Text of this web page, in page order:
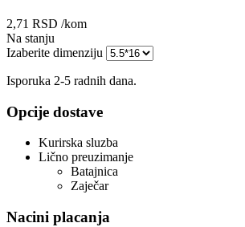
2,71 RSD /kom
Na stanju
Izaberite dimenziju
Isporuka 2-5 radnih dana.
Opcije dostave
Kurirska sluzba
Lično preuzimanje
Batajnica
Zaječar
Nacini placanja